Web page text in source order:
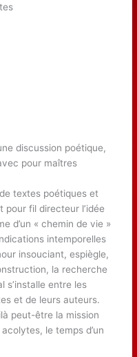
discussion poétique,
pour maîtres
textes poétiques et
fil directeur l’idée
d’un « chemin de vie »
intemporelles
insouciant, espiègle,
la recherche
s’installe entre les
et de leurs auteurs.
peut-être la mission
le temps d’un